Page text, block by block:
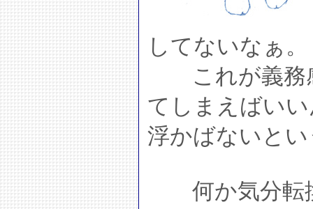
してないなぁ。
これが義務
てしまえばい
浮かばないと
何か気分転